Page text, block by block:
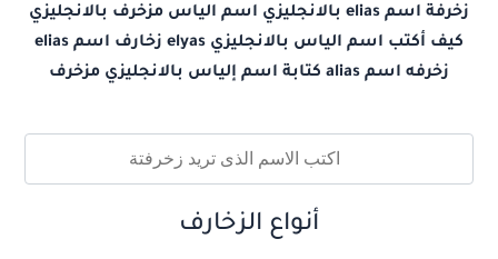
زخرفة اسم elias بالانجليزي اسم الياس مزخرف بالانجليزي
كيف أكتب اسم الياس بالانجليزي elyas زخارف اسم elias
زخرفه اسم alias كتابة اسم إلياس بالانجليزي مزخرف
أنواع الزخارف